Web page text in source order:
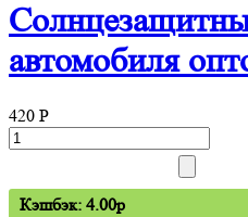
автомобиля
420 P
Кэшбэк: 4.00p